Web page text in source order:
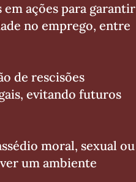
ações para garantir
no emprego, entre
de rescisões
evitando futuros
moral, sexual ou
um ambiente